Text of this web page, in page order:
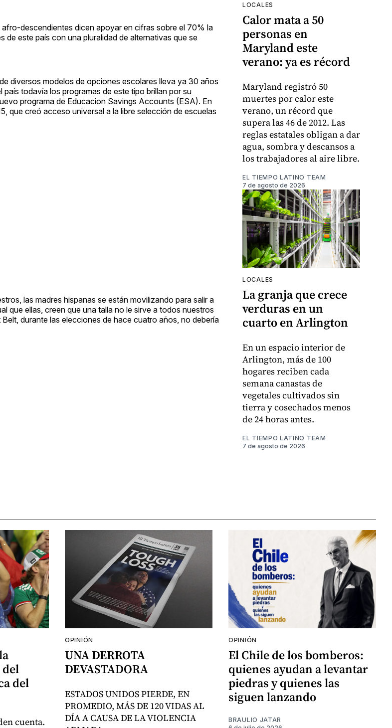
descendientes dicen apoyar en cifras sobre el 70% la
este país con una pluralidad de alternativas que se
diversos modelos de opciones escolares lleva ya 30 años
todavía los programas de este tipo brillan por su
programa de Educacion Savings Accounts (ESA). En
que creó acceso universal a la libre selección de escuelas
las madres hispanas se están movilizando para salir a
que ellas, creen que una talla no le sirve a todos nuestros
durante las elecciones de hace cuatro años, no debería
LOCALES
Calor mata a 50
personas en
Maryland este
verano: ya es récord
Maryland registró 50
muertes por calor este
verano, un récord que
supera las 46 de 2012. Las
reglas estatales obligan a dar
agua, sombra y descansos a
los trabajadores al aire libre.
EL TIEMPO LATINO TEAM
7 de agosto de 2026
LOCALES
La granja que crece
verduras en un
cuarto en Arlington
En un espacio interior de
Arlington, más de 100
hogares reciben cada
semana canastas de
vegetales cultivados sin
tierra y cosechados menos
de 24 horas antes.
EL TIEMPO LATINO TEAM
7 de agosto de 2026
del
cuenta.
OPINIÓN
UNA DERROTA
DEVASTADORA
ESTADOS UNIDOS PIERDE, EN
PROMEDIO, MÁS DE 120 VIDAS AL
DÍA A CAUSA DE LA VIOLENCIA
OPINIÓN
El Chile de los bomberos:
quienes ayudan a levantar
piedras y quienes las
siguen lanzando
BRAULIO JATAR